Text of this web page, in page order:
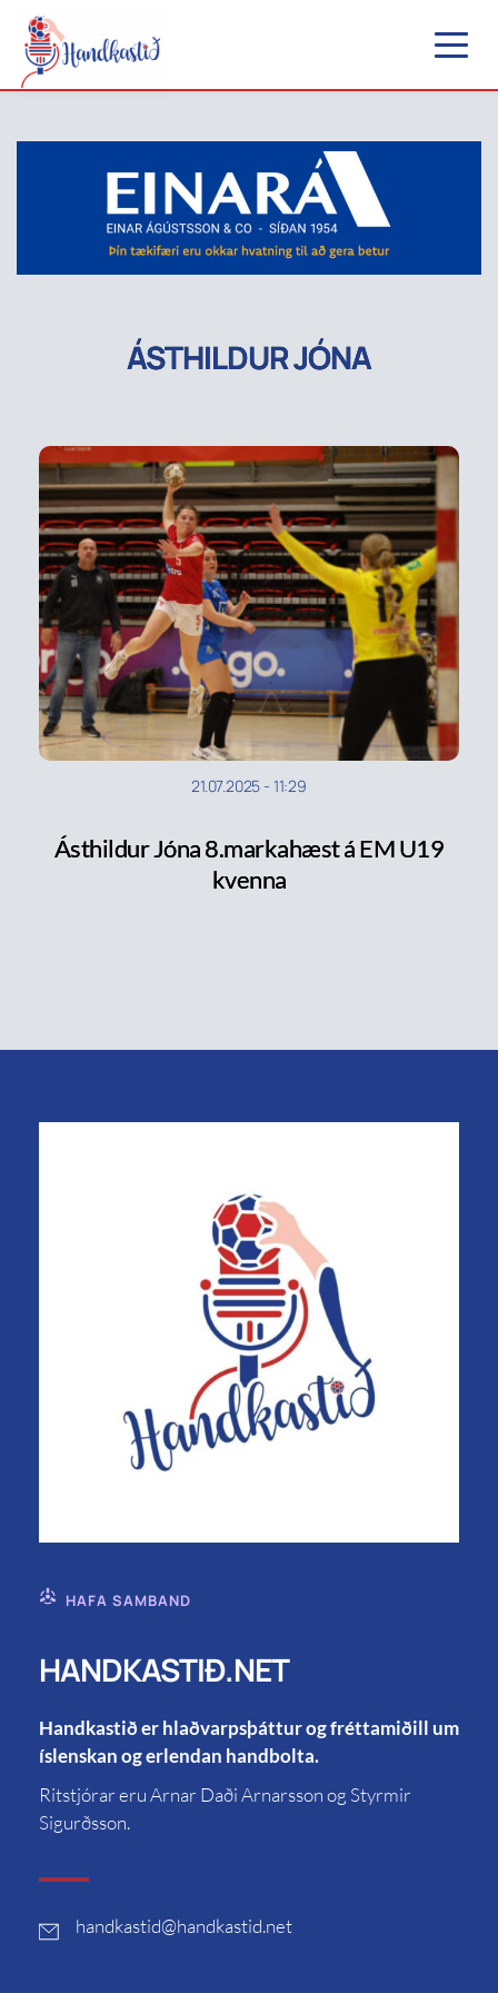
ÁSTHILDUR JÓNA
21.07.2025 - 11:29
Ásthildur Jóna 8.markahæst á EM U19
kvenna
HAFA SAMBAND
HANDKASTIÐ.NET
Handkastið er hlaðvarpsþáttur og fréttamiðill um
íslenskan og erlendan handbolta.
Ritstjórar eru Arnar Daði Arnarsson og Styrmir
Sigurðsson.
handkastid@handkastid.net